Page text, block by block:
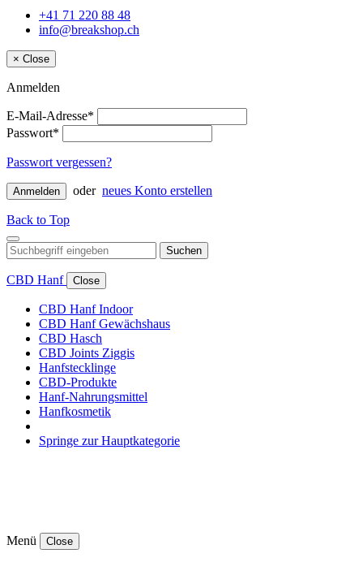
+41 71 220 88 48
info@breakshop.ch
× Close
Anmelden
E-Mail-Adresse*
Passwort*
Passwort vergessen?
Anmelden oder neues Konto erstellen
Back to Top
Suchen
CBD Hanf Close
CBD Hanf Indoor
CBD Hanf Gewächshaus
CBD Hasch
CBD Joints Ziggis
Hanfstecklinge
CBD-Produkte
Hanf-Nahrungsmittel
Hanfkosmetik
Springe zur Hauptkategorie
Menü Close